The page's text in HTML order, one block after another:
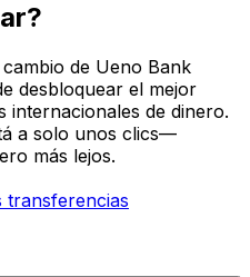
de Ueno Bank
desbloquear el mejor
de dinero.
a solo unos clics—
más lejos.
transferencias